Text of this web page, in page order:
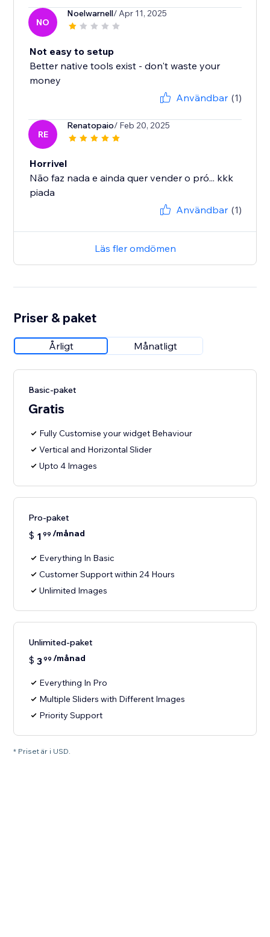
NO
Noelwarnell/ Apr 11, 2025
Not easy to setup
Better native tools exist - don't waste your
money
Användbar (1)
RE
Renatopaio/ Feb 20, 2025
Horrivel
Não faz nada e ainda quer vender o pró... kkk
piada
Användbar (1)
Läs fler omdömen
Priser & paket
Årligt Månatligt
Basic-paket
Gratis
Fully Customise your widget Behaviour
Vertical and Horizontal Slider
Upto 4 Images
Pro-paket
$ 1 99 /månad
Everything In Basic
Customer Support within 24 Hours
Unlimited Images
Unlimited-paket
$ 399 /månad
Everything In Pro
Multiple Sliders with Different Images
Priority Support
* Priset är i USD.